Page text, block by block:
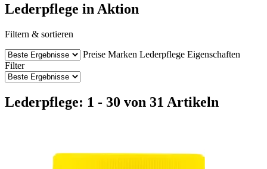
Lederpflege in Aktion
Filtern & sortieren
Preise Marken Lederpflege Eigenschaften
Filter
Lederpflege: 1 - 30 von 31 Artikeln